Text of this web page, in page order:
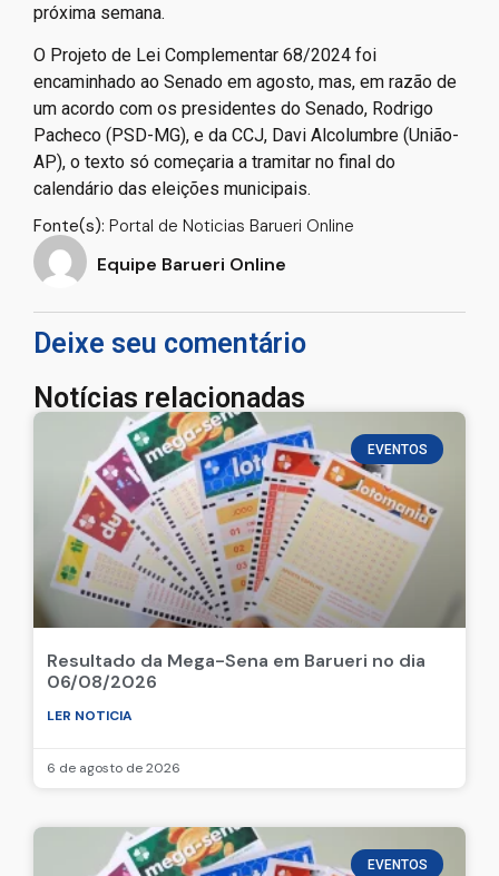
próxima semana.
O Projeto de Lei Complementar 68/2024 foi
encaminhado ao Senado em agosto, mas, em razão de
um acordo com os presidentes do Senado, Rodrigo
Pacheco (PSD-MG), e da CCJ, Davi Alcolumbre (União-
AP), o texto só começaria a tramitar no final do
calendário das eleições municipais.
Fonte(s): Portal de Noticias Barueri Online
Equipe Barueri Online
Deixe seu comentário
Notícias relacionadas
EVENTOS
Resultado da Mega-Sena em Barueri no dia
06/08/2026
LER NOTICIA
6 de agosto de 2026
EVENTOS